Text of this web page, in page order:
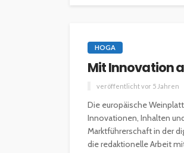
HOGA
Mit Innovation
veröffentlicht vor 5 Jahren
Die europäische
Innovationen, Inhalten
Marktführerschaft in der
die redaktionelle Arbeit